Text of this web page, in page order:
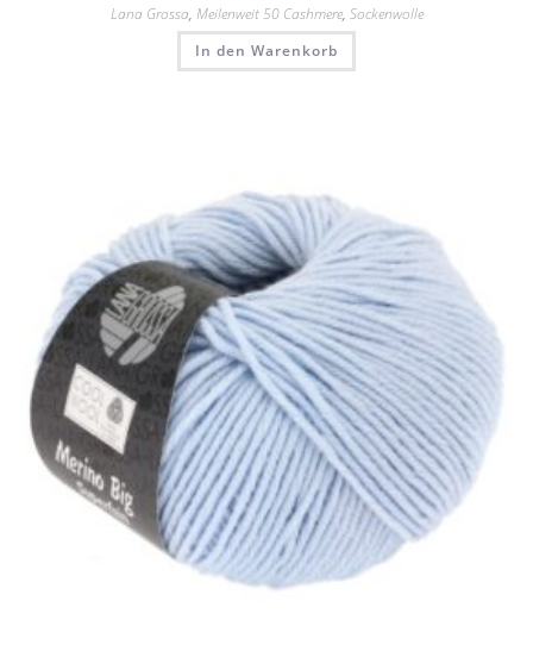
Lana Grossa, Meilenweit 50 Cashmere, Sockenwolle
In den Warenkorb